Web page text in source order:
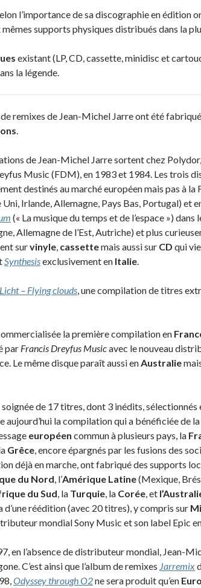
l’importance de sa discographie en édition
mêmes supports physiques distribués dans la
existant (LP, CD, cassette, minidisc et
la légende.
remixes de Jean-Michel Jarre ont été
.
de Jean-Michel Jarre sortent chez
Music (FDM), en 1983 et 1984. Les trois
destinés au marché européen mais pas à la
Uni, Irlande, Allemagne, Pays Bas, Portugal) et
(« La musique du temps et de l’espace ») dans
Allemagne de l’Est, Autriche) et plus
survinyle, cassettemais aussi sur CD qui
Synthesisexclusivement en Italie.
Licht – Flying clouds, une compilation de titres
la première compilation en
par Francis Dreyfus Musicavec le nouveau
Le même disque paraît aussi enAustralie
de 17 titres, dont 3 inédits, sélectionnés
aujourd’hui la compilation qui a bénéficiée de
européen commun à plusieurs pays, la
Grêce, encore épargnés par les fusions des
déjà en marche, ont fabriqué des supports
du Nord, l’Amérique Latine(Mexique,
du Sud, la Turquie, la Corée, et
réédition (avec 20 titres), y compris sur
mondial Sony Music et son label Epic
en l’absence de distributeur mondial, Jean-
C’est ainsi que l’album de remixes Jarremix
Odyssey through O2ne sera produit qu’en